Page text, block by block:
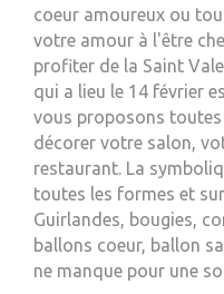
coeur amoureux ou
votre amour à l'être
profiter de la Saint
qui a lieu le 14 février
vous proposons
décorer votre salon,
restaurant. La
toutes les formes et
Guirlandes, bougies,
ballons coeur, ballon
ne manque pour une